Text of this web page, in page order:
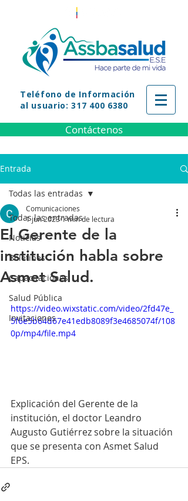
Teléfono de Información
al usuario: 317 400 6380
Contáctenos
Entrada
Todas las entradas
Noticias
Boletines
Capacitaciones
Salud Pública
Invitaciones
Todas las entradas
El Gerente de la
institución habla sobre
Asmet Salud.
Comunicaciones
1 jun 20231 min de lectura
https://video.wixstatic.com/video/2fd47e_
5f6e5b64d67e41edb8089f3e4685074f/108
0p/mp4/file.mp4
Explicación del Gerente de la
institución, el doctor Leandro
Augusto Gutiérrez sobre la situación
que se presenta con Asmet Salud
EPS.